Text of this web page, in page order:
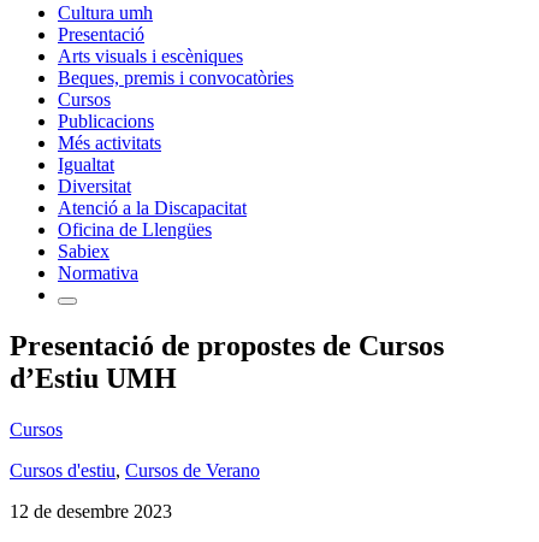
Cultura umh
Presentació
Arts visuals i escèniques
Beques, premis i convocatòries
Cursos
Publicacions
Més activitats
Igualtat
Diversitat
Atenció a la Discapacitat
Oficina de Llengües
Sabiex
Normativa
Presentació de propostes de Cursos
d’Estiu UMH
Cursos
Cursos d'estiu, Cursos de Verano
12 de desembre 2023